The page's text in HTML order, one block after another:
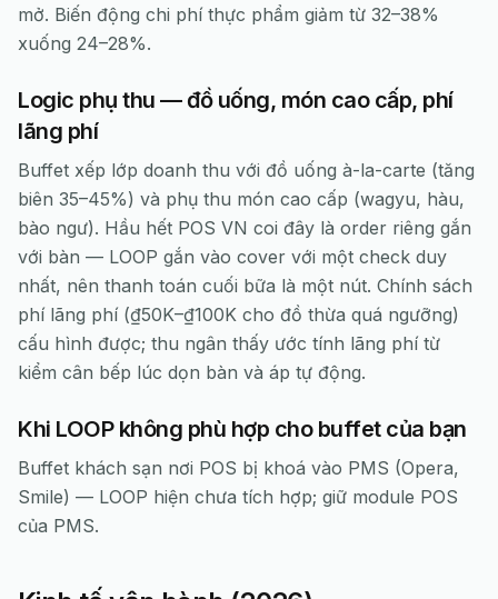
mở. Biến động chi phí thực phẩm giảm từ 32–38%
xuống 24–28%.
Logic phụ thu — đồ uống, món cao cấp, phí
lãng phí
Buffet xếp lớp doanh thu với đồ uống à-la-carte (tăng
biên 35–45%) và phụ thu món cao cấp (wagyu, hàu,
bào ngư). Hầu hết POS VN coi đây là order riêng gắn
với bàn — LOOP gắn vào cover với một check duy
nhất, nên thanh toán cuối bữa là một nút. Chính sách
phí lãng phí (₫50K–₫100K cho đồ thừa quá ngưỡng)
cấu hình được; thu ngân thấy ước tính lãng phí từ
kiểm cân bếp lúc dọn bàn và áp tự động.
Khi LOOP không phù hợp cho buffet của bạn
Buffet khách sạn nơi POS bị khoá vào PMS (Opera,
Smile) — LOOP hiện chưa tích hợp; giữ module POS
của PMS.